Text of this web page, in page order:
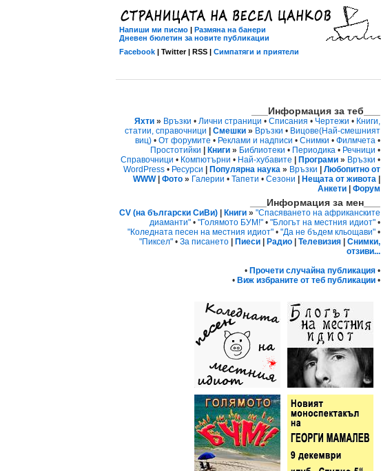
Напиши ми писмо | Размяна на банери
Дневен бюлетин за новите публикации
Facebook | Twitter | RSS | Симпатяги и приятели
___Информация за теб___
Яхти » Връзки • Лични страници • Списания • Чертежи • Книги,
статии, справочници
Смешки » Връзки • Вицове(Най-смешният
виц) • От форумите • Реклами и надписи • Снимки • Филмчета •
Простотийки
Книги » Библиотеки • Периодика • Речници •
Справочници • Компютърни • Най-хубавите Програми » Връзки •
WordPress • Ресурси Популярна наука » Връзки
Любопитно от
WWW| Фото » Галерии • Тапети • Сезони Нещата от живота
Анкети
Форум
___Информация за мен___
CV (на български СиВи) Книги » "Спасяването на африканските
диаманти" • "Голямото БУМ!" • "Блогът на местния идиот" •
"Коледната песен на местния идиот" • "Да не бъдем кльощави" •
"Пиксел" • За писането Пиеси Радио Телевизия
Снимки,
отзиви...
• Прочети случайна публикация •
• Виж избраните от теб публикации •